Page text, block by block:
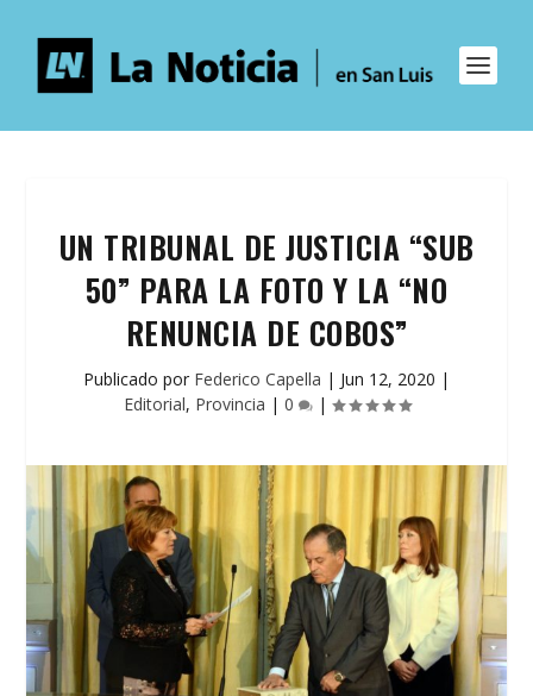
UN TRIBUNAL DE JUSTICIA “SUB
50” PARA LA FOTO Y LA “NO
RENUNCIA DE COBOS”
Publicado por Federico Capella | Jun 12, 2020 |
Editorial, Provincia | 0 |